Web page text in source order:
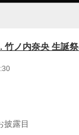
竹ノ内奈央 生誕
披露目